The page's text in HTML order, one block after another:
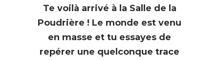
Te voilà arrivé à la Salle de la
Poudrière ! Le monde est venu
en masse et tu essayes de
repérer une quelconque trace